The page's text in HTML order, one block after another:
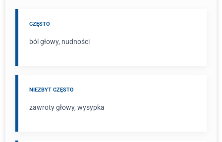
CZĘSTO
ból głowy, nudności
NIEZBYT CZĘSTO
zawroty głowy, wysypka